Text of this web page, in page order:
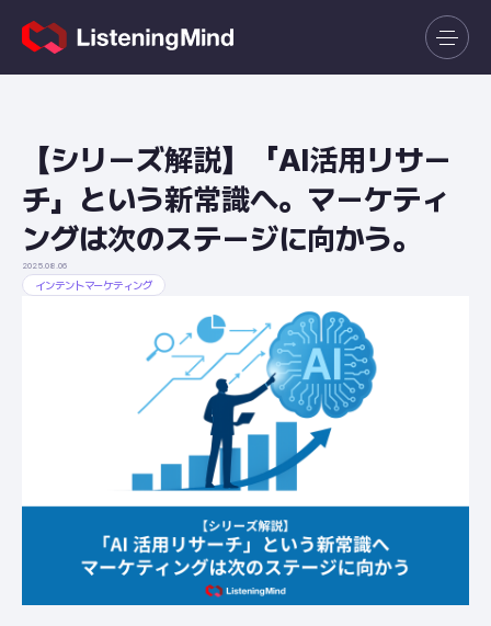
【シリーズ解説】「AI活用リサー
チ」という新常識へ。マーケティ
ングは次のステージに向かう。
2025.08.06
インテントマーケティング